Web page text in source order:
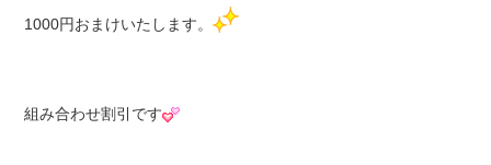
1000円おまけいたします。
組み合わせ割引です